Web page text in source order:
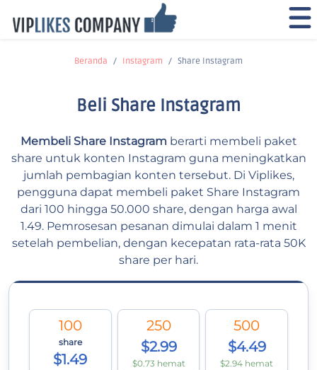
Beranda Instagram Share Instagram
Beli Share Instagram
Membeli Share Instagramberarti membeli paket
share untuk konten Instagram guna meningkatkan
jumlah pembagian konten tersebut. Di Viplikes,
pengguna dapat membeli paket Share Instagram
dari 100 hingga 50.000 share, dengan harga awal
1.49. Pemrosesan pesanan dimulai dalam 1 menit
setelah pembelian, dengan kecepatan rata-rata 50K
share per hari.
100
share
$1.49
250
$2.99
$0.73 hemat
500
$4.49
$2.94 hemat